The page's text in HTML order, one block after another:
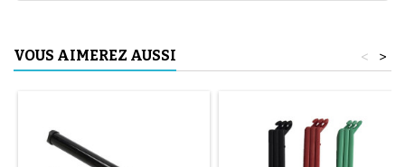
VOUS AIMEREZ AUSSI >
<